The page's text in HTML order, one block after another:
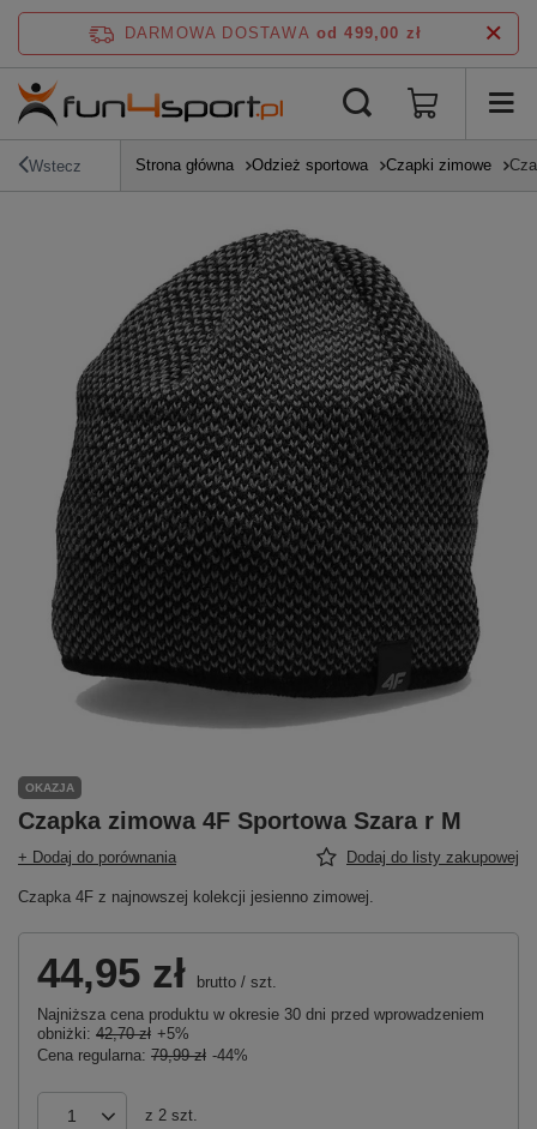
DARMOWA DOSTAWA od 499,00 zł
Wstecz Strona główna Odzież sportowa Czapki zimowe
OKAZJA
Czapka zimowa 4F Sportowa Szara r M
+ Dodaj do porównania Dodaj do listy zakupowej
Czapka 4F z najnowszej kolekcji jesienno zimowej.
44,95 zł brutto / szt.
Najniższa cena produktu w okresie 30 dni przed wprowadzeniem
obniżki: 42,70 zł +5%
Cena regularna: 79,99 zł -44%
z 2 szt.